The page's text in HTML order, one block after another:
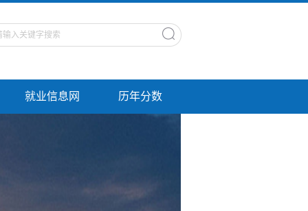
就业信息网 历年分数